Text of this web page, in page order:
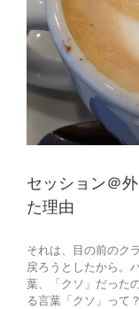
セッション＠
た理由
それは、目の前のク
戻ろうとしたから。
葉、「クソ」だった
る言葉「クソ」って